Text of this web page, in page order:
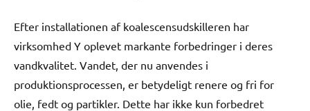
Efter installationen af koalescensudskilleren har
virksomhed Y oplevet markante forbedringer i deres
vandkvalitet. Vandet, der nu anvendes i
produktionsprocessen, er betydeligt renere og fri for
olie, fedt og partikler. Dette har ikke kun forbedret